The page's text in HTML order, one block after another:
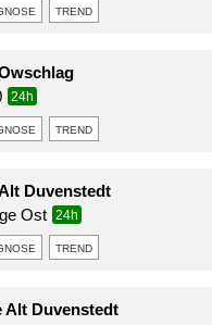
trend
24h
trend
Duvenstedt
Ost
24h
trend
Alt Duvenstedt